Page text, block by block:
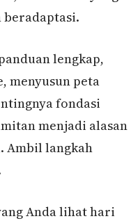
lengkap,
menyusun peta
fondasi
menjadi alasan
Ambil langkah
Anda lihat hari